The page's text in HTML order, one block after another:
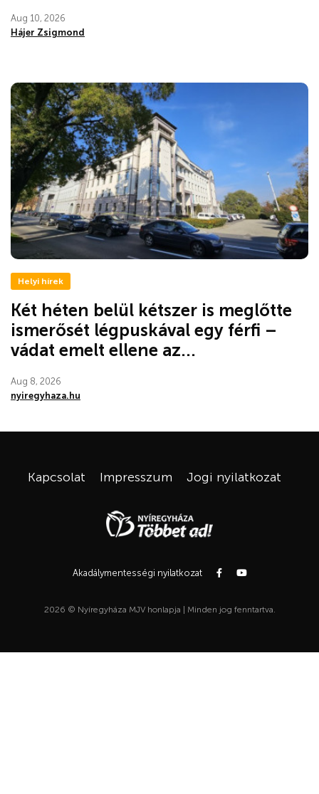
Aug 10, 2026
Hájer Zsigmond
Helyi hírek
Két héten belül kétszer is meglőtte
ismerősét légpuskával egy férfi –
vádat emelt ellene az...
Aug 8, 2026
nyiregyhaza.hu
Kapcsolat Impresszum Jogi nyilatkozat
Akadálymentességi nyilatkozat
2026 © Nyíregyháza MJV honlapja | Minden jog fenntartva.